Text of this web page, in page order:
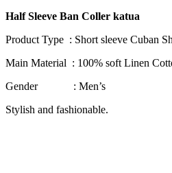
Half Sleeve Ban Coller katua
Product Type : Short sleeve Cuban
Main Material : 100% soft Linen
Gender : Men’s
Stylish and fashionable.